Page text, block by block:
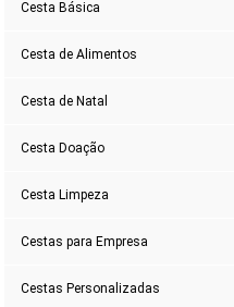
Cesta Básica
Cesta de Alimentos
Cesta de Natal
Cesta Doação
Cesta Limpeza
Cestas para Empresa
Cestas Personalizadas